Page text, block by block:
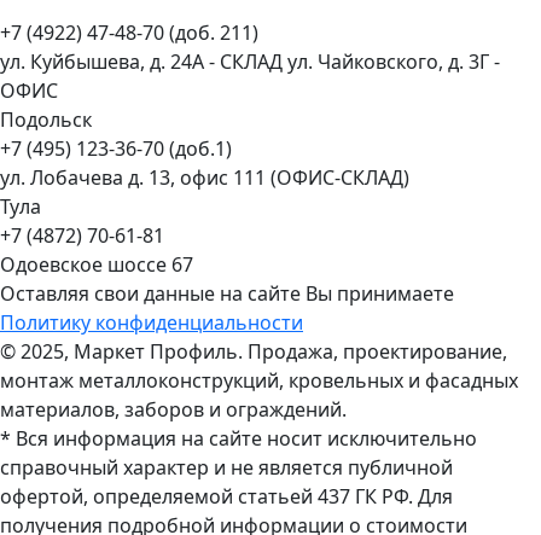
+7 (4922) 47-48-70 (доб. 211)
ул. Куйбышева, д. 24А - СКЛАД ул. Чайковского, д. 3Г -
ОФИС
Подольск
+7 (495) 123-36-70 (доб.1)
ул. Лобачева д. 13, офис 111 (ОФИС-СКЛАД)
Тула
+7 (4872) 70-61-81
Одоевское шоссе 67
Оставляя свои данные на сайте Вы принимаете
Политику конфиденциальности
© 2025, Маркет Профиль. Продажа, проектирование,
монтаж металлоконструкций, кровельных и фасадных
материалов, заборов и ограждений.
* Вся информация на сайте носит исключительно
справочный характер и не является публичной
офертой, определяемой статьей 437 ГК РФ. Для
получения подробной информации о стоимости